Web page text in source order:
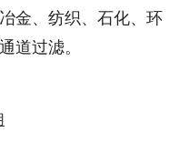
金、纺织、石化、环
道过滤。